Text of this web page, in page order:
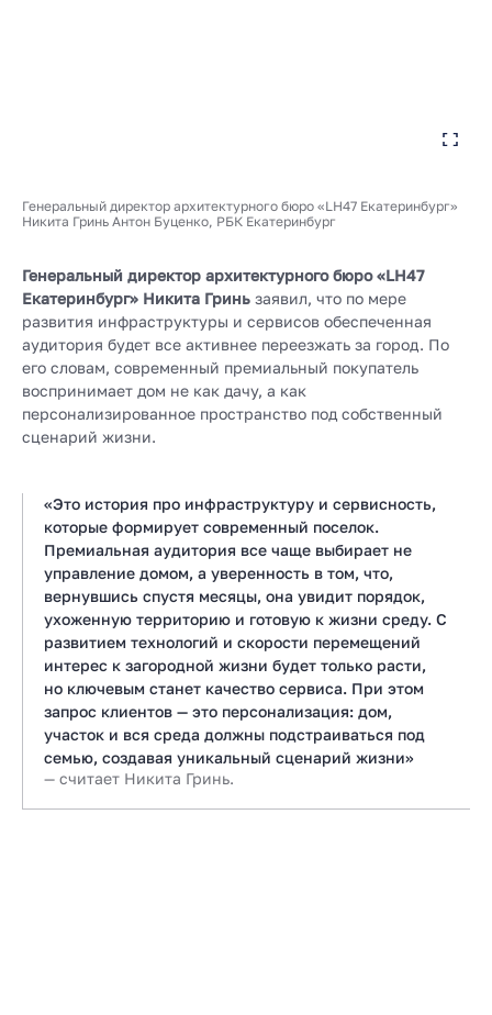
Генеральный директор архитектурного бюро «LH47 Екатеринбург»
Никита Гринь Антон Буценко, РБК Екатеринбург
Генеральный директор архитектурного бюро «LH47
Екатеринбург» Никита Гринь заявил, что по мере
развития инфраструктуры и сервисов обеспеченная
аудитория будет все активнее переезжать за город. По
его словам, современный премиальный покупатель
воспринимает дом не как дачу, а как
персонализированное пространство под собственный
сценарий жизни.
«Это история про инфраструктуру и сервисность,
которые формирует современный поселок.
Премиальная аудитория все чаще выбирает не
управление домом, а уверенность в том, что,
вернувшись спустя месяцы, она увидит порядок,
ухоженную территорию и готовую к жизни среду. С
развитием технологий и скорости перемещений
интерес к загородной жизни будет только расти,
но ключевым станет качество сервиса. При этом
запрос клиентов — это персонализация: дом,
участок и вся среда должны подстраиваться под
семью, создавая уникальный сценарий жизни»
— считает Никита Гринь.